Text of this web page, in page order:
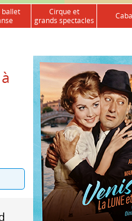
ballet
cirque et
grands spectacles